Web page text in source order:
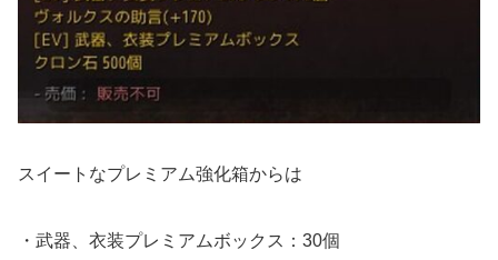
スイートなプレミアム強化箱からは
・武器、衣装プレミアムボックス：30個